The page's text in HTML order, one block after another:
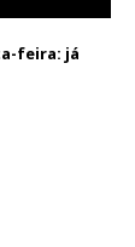
feira: já